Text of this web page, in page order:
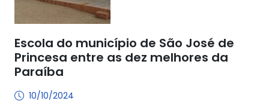
Escola do município de São José de
Princesa entre as dez melhores da
Paraíba
10/10/2024